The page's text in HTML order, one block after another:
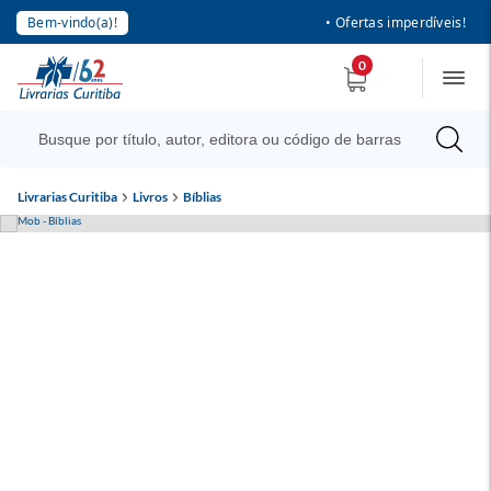
Bem-vindo(a)! • Ofertas imperdíveis!
0
Livrarias Curitiba Livros Bíblias